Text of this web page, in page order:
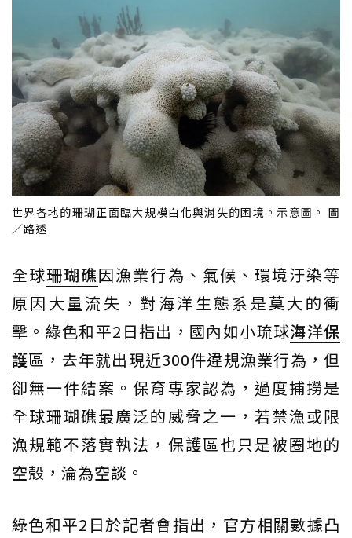
世界各地的珊瑚正面臨大規模白化與消失的困境。示意圖。 圖
／路透
全球珊瑚礁因漁業行為、氣候、環境汙染等
原因大量流失，對海洋生態系是莫大的衝
擊。綠色和平2日指出，國內如小琉球海洋保
護區，去年就出現近300件違規漁業行為，但
卻無一件結案。保育專家認為，過度捕撈是
全球珊瑚礁最廣泛的威脅之一，若禁漁或限
漁規範不落實執法，保護區也只是被圈地的
空殼，淪為空談。
綠色和平2日於記者會指出，官方相關數據凸